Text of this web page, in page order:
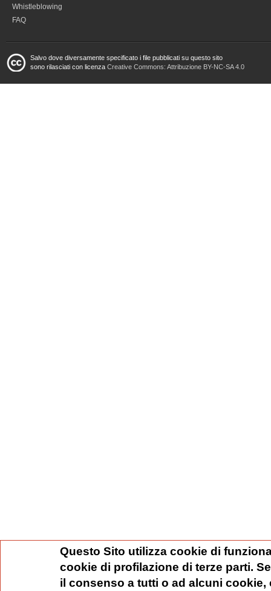
Whistleblowing
FAQ
Salvo dove diversamente specificato i file pubblicati su questo sito
sono rilasciati con licenza Creative Commons: Attribuzione BY-NC-SA 4.0
Questo Sito utilizza cookie di
cookie di profilazione di terze parti.
il consenso a tutti o ad alcuni